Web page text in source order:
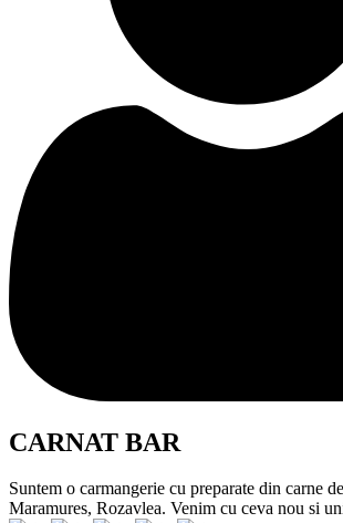
CARNAT BAR
Suntem o carmangerie cu preparate din carne
Maramures, Rozavlea. Venim cu ceva nou si